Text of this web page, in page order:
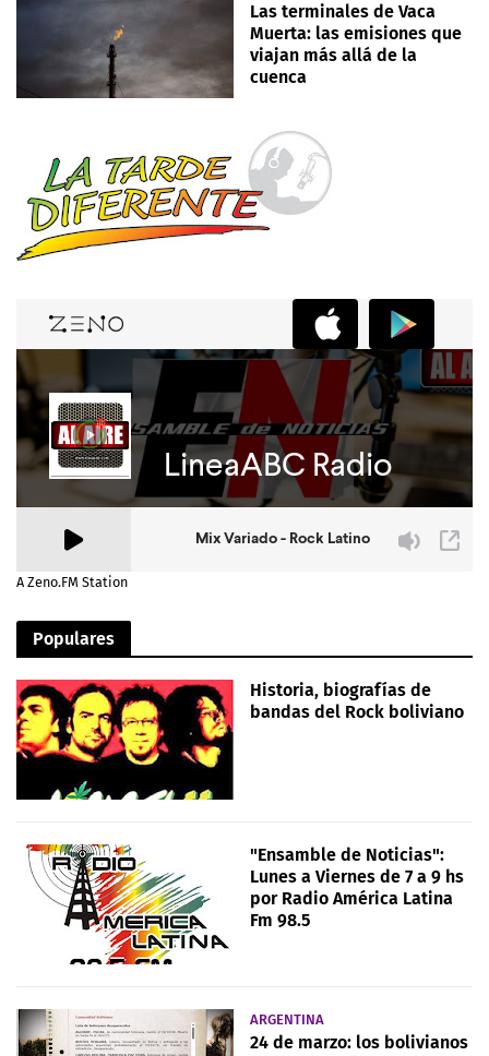
Las terminales de Vaca
Muerta: las emisiones que
viajan más allá de la
cuenca
A Zeno.FM Station
Populares
Historia, biografías de
bandas del Rock boliviano
"Ensamble de Noticias":
Lunes a Viernes de 7 a 9 hs
por Radio América Latina
Fm 98.5
ARGENTINA
24 de marzo: los bolivianos